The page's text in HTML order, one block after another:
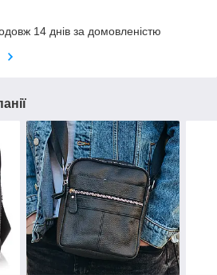
14 днів за домовленістю